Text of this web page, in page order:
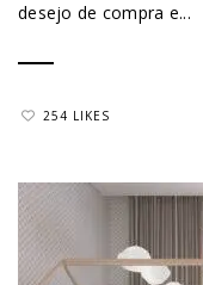
desejo de compra e...
254 LIKES